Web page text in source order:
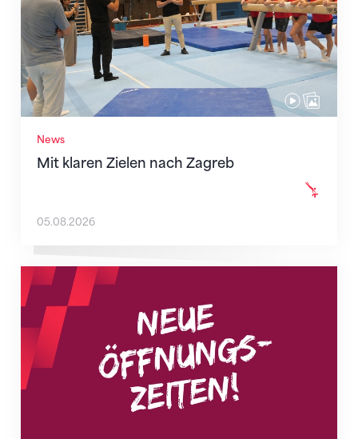
News
Mit klaren Zielen nach Zagreb
05.08.2026
Neue Empfangszeiten ab 1. August 2026